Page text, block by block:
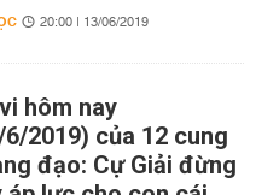
20:00 | 13/06/2019
hôm nay
2019) của 12 cung
đạo: Cự Giải đừng